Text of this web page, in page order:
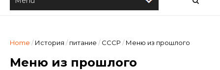
Home / История / питание / СССР / Меню из прошлого
Меню из прошлого